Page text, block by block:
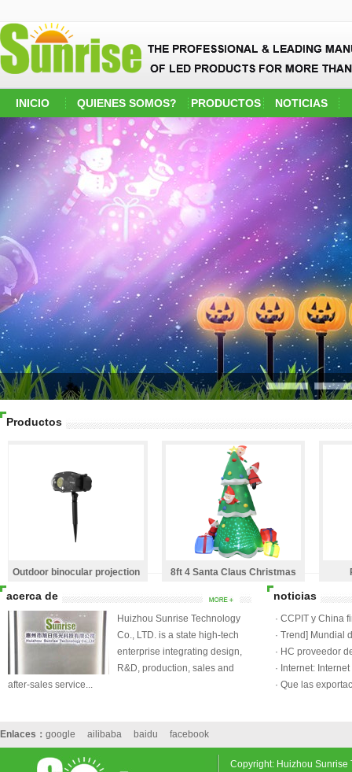
INICIO QUIENES SOMOS?
BREVE PRESENTACION
CULTURA DE EMPRESA
PRODUCTOS NOTICIAS
Las noticias.
Noticias de
la industria
Productos
Outdoor binocular projection
8ft 4 Santa Claus Christmas
acerca de
Huizhou Sunrise Technology
Co., LTD. is a state high-tech
enterprise integrating design,
R&D, production, sales and
after-sales service...
noticias
· CCPIT y China
entendimiento
· Trend] Mundial
Wuzhen, Tema
temperatura
· HC proveedor
de comercio en
· Internet:
O2O industrias
· Que las
Enlaces： google ailibaba baidu facebook
Copyright: Huizhou Sunrise